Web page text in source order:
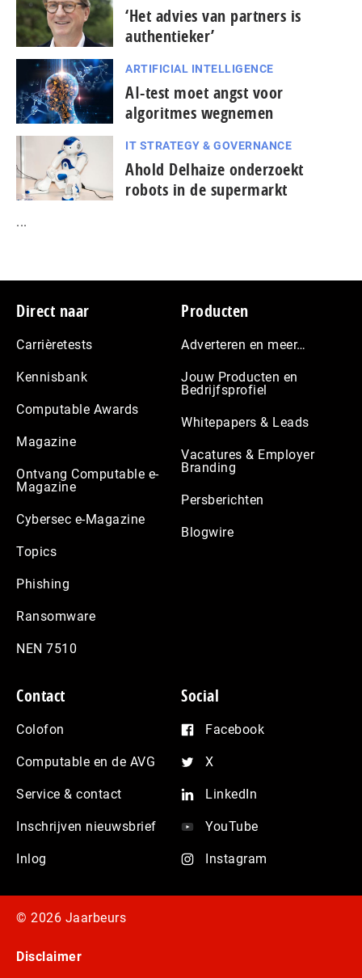
‘Het advies van partners is
authentieker’
ARTIFICIAL INTELLIGENCE
AI-test moet angst voor
algoritmes wegnemen
IT STRATEGY & GOVERNANCE
Ahold Delhaize onderzoekt
robots in de supermarkt
...
Footer
Direct naar
Carrièretests
Kennisbank
Computable Awards
Magazine
Ontvang Computable e-
Magazine
Cybersec e-Magazine
Topics
Phishing
Ransomware
NEN 7510
Producten
Adverteren en meer…
Jouw Producten en
Bedrijfsprofiel
Whitepapers & Leads
Vacatures & Employer
Branding
Persberichten
Blogwire
Contact
Colofon
Computable en de AVG
Service & contact
Inschrijven nieuwsbrief
Inlog
Social
Facebook
X
LinkedIn
YouTube
Instagram
© 2026 Jaarbeurs
Disclaimer